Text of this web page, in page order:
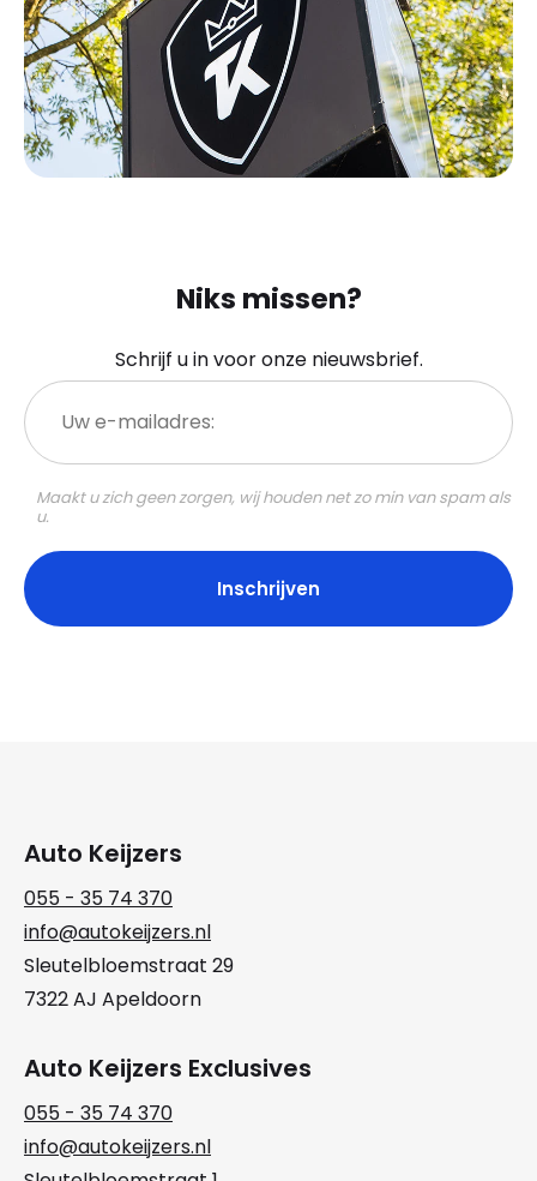
Niks missen?
Schrijf u in voor onze nieuwsbrief.
Uw
e-
mailadres:
Maakt u zich geen zorgen, wij houden net zo min van spam als
u.
Auto Keijzers
055 - 35 74 370
info@autokeijzers.nl
Sleutelbloemstraat 29
7322 AJ Apeldoorn
Auto Keijzers Exclusives
055 - 35 74 370
info@autokeijzers.nl